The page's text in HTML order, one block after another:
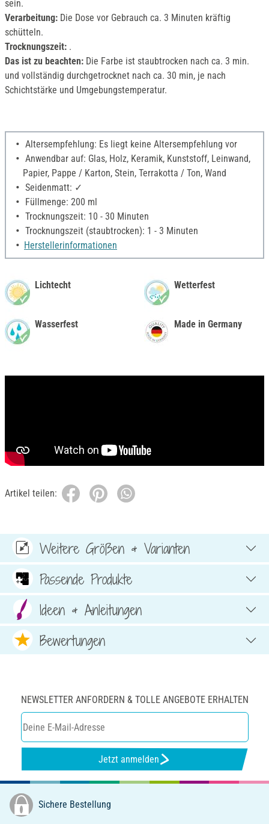
sein.
Verarbeitung: Die Dose vor Gebrauch ca. 3 Minuten kräftig
schütteln.
Trocknungszeit: .
Das ist zu beachten: Die Farbe ist staubtrocken nach ca. 3 min.
und vollständig durchgetrocknet nach ca. 30 min, je nach
Schichtstärke und Umgebungstemperatur.
Altersempfehlung: Es liegt keine Altersempfehlung vor
Anwendbar auf: Glas, Holz, Keramik, Kunststoff, Leinwand,
Papier, Pappe / Karton, Stein, Terrakotta / Ton, Wand
Seidenmatt: ✓
Füllmenge: 200 ml
Trocknungszeit: 10 - 30 Minuten
Trocknungszeit (staubtrocken): 1 - 3 Minuten
Herstellerinformationen
Lichtecht
Wasserfest
Wetterfest
Made in Germany
Artikel teilen:
Weitere Größen & Varianten
Passende Produkte
Ideen & Anleitungen
Bewertungen
NEWSLETTER ANFORDERN & TOLLE ANGEBOTE ERHALTEN
Jetzt anmelden
Sichere Bestellung